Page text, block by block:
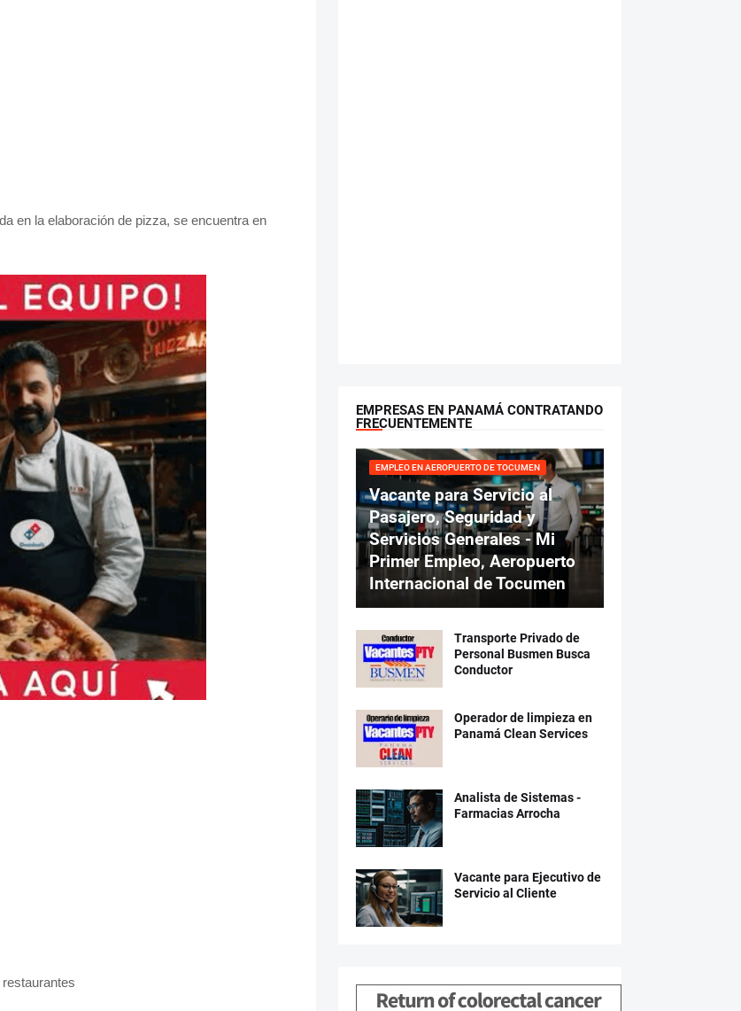
en la elaboración de pizza, se encuentra en
EMPRESAS EN PANAMÁ CONTRATANDO
FRECUENTEMENTE
EMPLEO EN AEROPUERTO DE TOCUMEN
Vacante para Servicio al
Pasajero, Seguridad y
Servicios Generales - Mi
Primer Empleo, Aeropuerto
Internacional de Tocumen
Transporte Privado de
Personal Busmen Busca
Conductor
Operador de limpieza en
Panamá Clean Services
Analista de Sistemas -
Farmacias Arrocha
Vacante para Ejecutivo de
Servicio al Cliente